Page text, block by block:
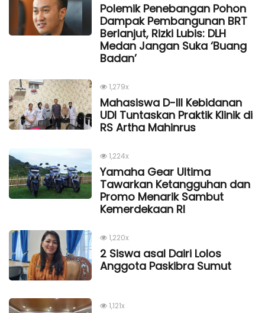
Polemik Penebangan Pohon
Dampak Pembangunan BRT
Berlanjut, Rizki Lubis: DLH
Medan Jangan Suka ‘Buang
Badan’
1,279x
Mahasiswa D-III Kebidanan
UDI Tuntaskan Praktik Klinik di
RS Artha Mahinrus
1,224x
Yamaha Gear Ultima
Tawarkan Ketangguhan dan
Promo Menarik Sambut
Kemerdekaan Rl
1,220x
2 Siswa asal Dairi Lolos
Anggota Paskibra Sumut
1,121x